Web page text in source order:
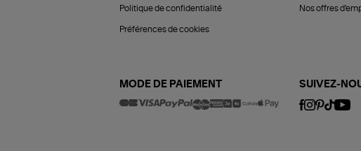
Politique de confidentialité
Préférences de cookies
Nos offres
MODE DE PAIEMENT SUIVEZ-